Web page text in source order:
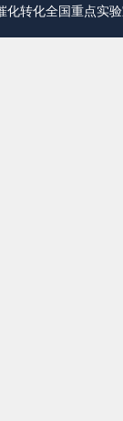
转化全国重点实